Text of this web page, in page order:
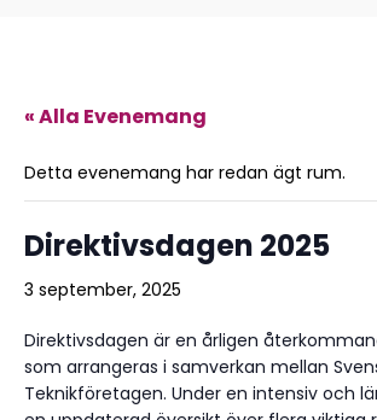
« Alla Evenemang
Detta evenemang har redan ägt rum.
Direktivsdagen 2025
3 september, 2025
Direktivsdagen är en årligen
som arrangeras i samverkan mellan
Teknikföretagen. Under en intensiv och